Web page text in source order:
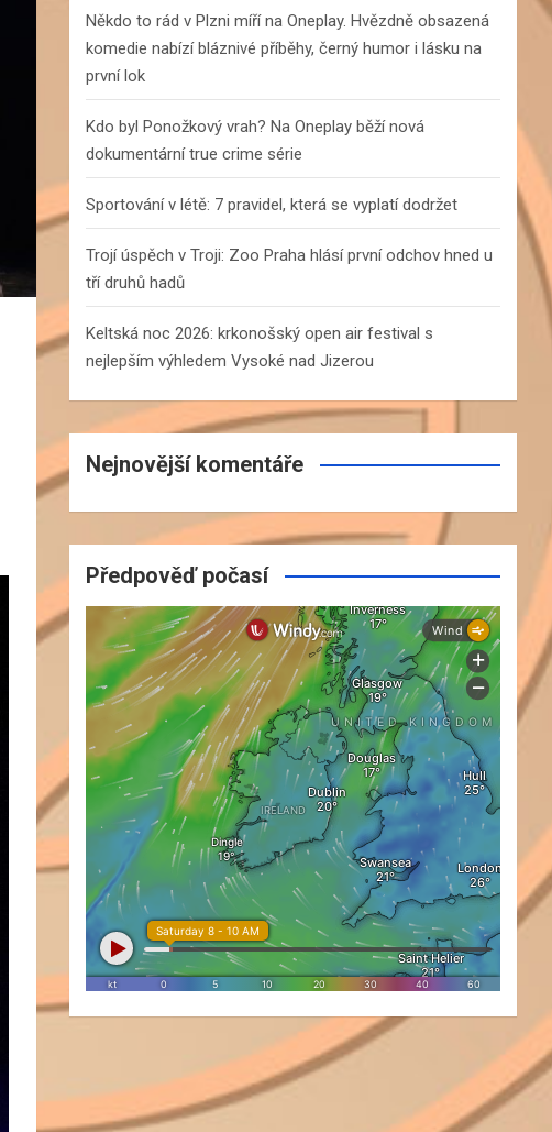
Někdo to rád v Plzni míří na Oneplay. Hvězdně obsazená
komedie nabízí bláznivé příběhy, černý humor i lásku na
první lok
Kdo byl Ponožkový vrah? Na Oneplay běží nová
dokumentární true crime série
Sportování v létě: 7 pravidel, která se vyplatí dodržet
Trojí úspěch v Troji: Zoo Praha hlásí první odchov hned u
tří druhů hadů
Keltská noc 2026: krkonošský open air festival s
nejlepším výhledem Vysoké nad Jizerou
Nejnovější komentáře
Předpověď počasí